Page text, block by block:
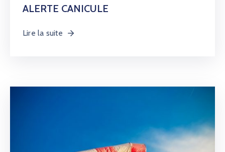
ALERTE CANICULE
Lire la suite